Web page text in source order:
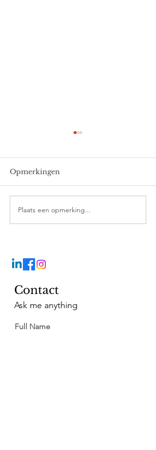
Ella en Joris
Opmerkingen
Plaats een opmerking...
Contact
Ask me anything
Full Name